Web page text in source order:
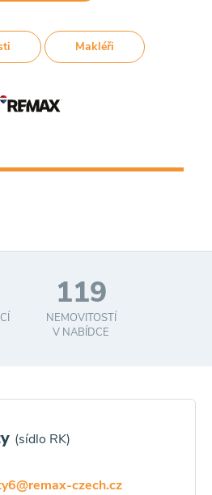
Makléři
119
NEMOVITOSTÍ
V NABÍDCE
(sídlo RK)
czech.cz